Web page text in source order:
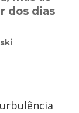
dos dias